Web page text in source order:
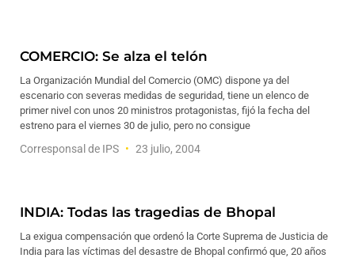
COMERCIO: Se alza el telón
La Organización Mundial del Comercio (OMC) dispone ya del
escenario con severas medidas de seguridad, tiene un elenco de
primer nivel con unos 20 ministros protagonistas, fijó la fecha del
estreno para el viernes 30 de julio, pero no consigue
Corresponsal de IPS 23 julio, 2004
INDIA: Todas las tragedias de Bhopal
La exigua compensación que ordenó la Corte Suprema de Justicia de
India para las víctimas del desastre de Bhopal confirmó que, 20 años